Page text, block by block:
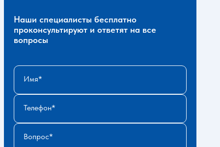
Наши специалисты бесплатно
проконсультируют и ответят на все
вопросы
Имя
Телефон
Вопрос